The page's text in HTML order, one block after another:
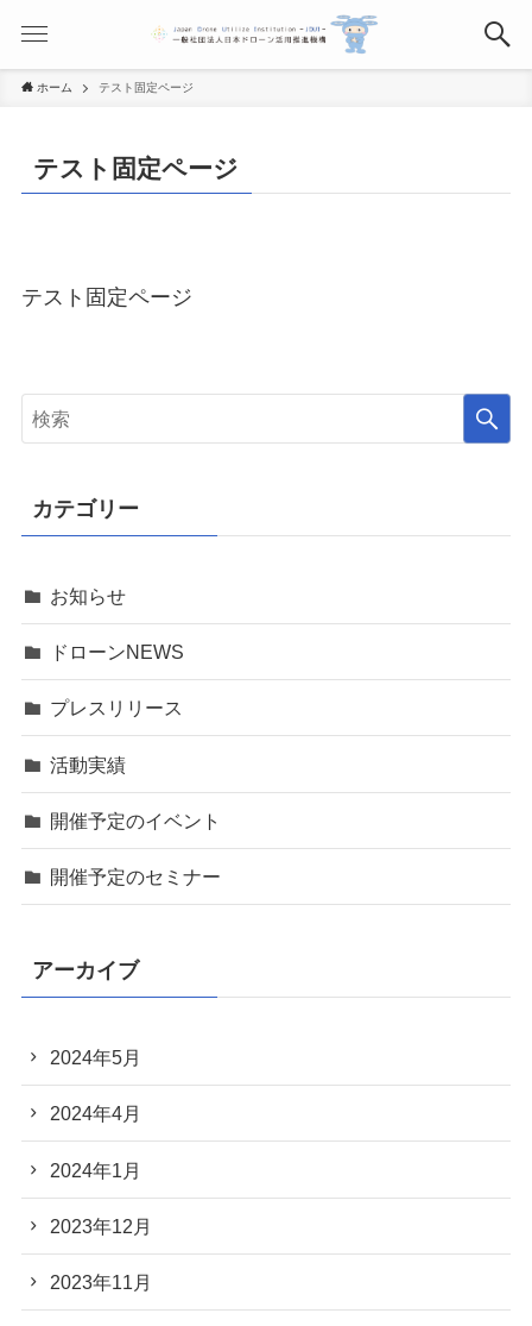
ホーム テスト固定ページ
テスト固定ページ
テスト固定ページ
カテゴリー
お知らせ
ドローンNEWS
プレスリリース
活動実績
開催予定のイベント
開催予定のセミナー
アーカイブ
2024年5月
2024年4月
2024年1月
2023年12月
2023年11月